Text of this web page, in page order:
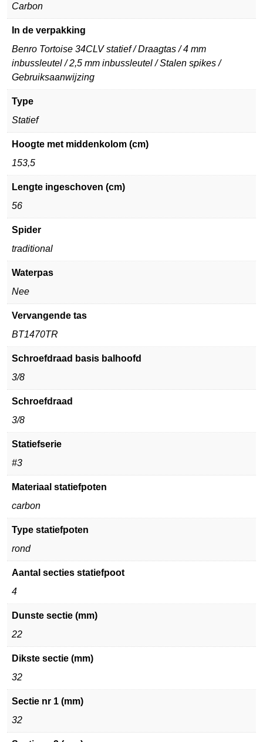
Carbon
In de verpakking
Benro Tortoise 34CLV statief / Draagtas / 4 mm
inbussleutel / 2,5 mm inbussleutel / Stalen spikes /
Gebruiksaanwijzing
Type
Statief
Hoogte met middenkolom (cm)
153,5
Lengte ingeschoven (cm)
56
Spider
traditional
Waterpas
Nee
Vervangende tas
BT1470TR
Schroefdraad basis balhoofd
3/8
Schroefdraad
3/8
Statiefserie
#3
Materiaal statiefpoten
carbon
Type statiefpoten
rond
Aantal secties statiefpoot
4
Dunste sectie (mm)
22
Dikste sectie (mm)
32
Sectie nr 1 (mm)
32